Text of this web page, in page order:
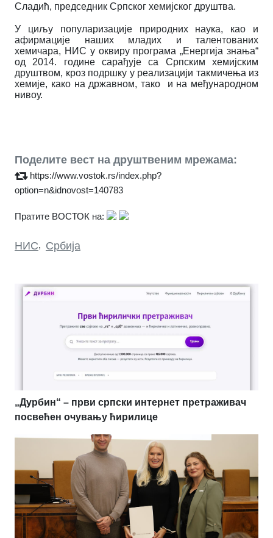
Сладић, председник Српског хемијског друштва.
У циљу популаризације природних наука, као и
афирмације наших младих и талентованих
хемичара, НИС у оквиру програма „Енергија знања“
од 2014. године сарађује са Српским хемијским
друштвом, кроз подршку у реализацији такмичења из
хемије, како на државном, тако и на међународном
нивоу.
Поделите вест на друштвеним мрежама:
https://www.vostok.rs/index.php?
option=n&idnovost=140783
Пратите ВОСТОК на:
НИС, Србија
„Дурбин“ – први српски интернет претраживач
посвећен очувању ћирилице